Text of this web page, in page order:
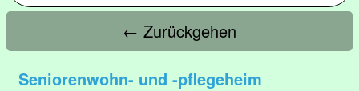
← Zurückgehen
Seniorenwohn- und -pflegeheim